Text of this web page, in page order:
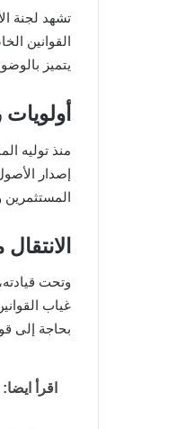
القوانين
يتميز
أولويات
إصدار
المستثمرين
وتحت
غياب
بحاجة إلى
اقرأ ايضا: